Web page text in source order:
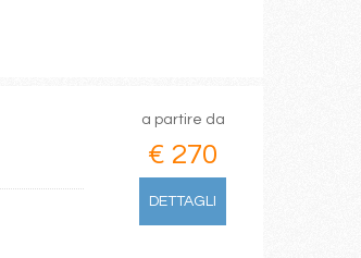
a partire da
€ 270
DETTAGLI